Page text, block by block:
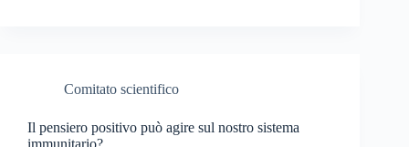
Comitato scientifico
Il pensiero positivo può agire sul nostro sistema